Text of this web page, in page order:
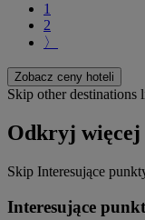
1
2
〉
Zobacz ceny hoteli
Skip other destinations
Odkryj więcej
Skip Interesujące
Interesujące